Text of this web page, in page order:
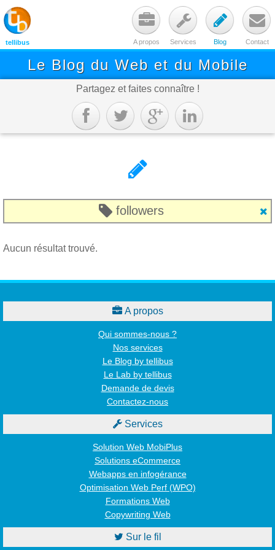
tellibus

Contact

Blog

Services

A propos
Le Blog du Web et du Mobile
Partagez et faites connaître !
   

 followers 
Aucun résultat trouvé.
A propos
Qui sommes-nous ?
Nos services
Le Blog by tellibus
Le Lab by tellibus
Demande de devis
Contactez-nous
Services
Solution Web MobiPlus
Solutions eCommerce
Webapps en infogérance
Optimisation Web Perf (WPO)
Formations Web
Copywriting Web
 Sur le fil